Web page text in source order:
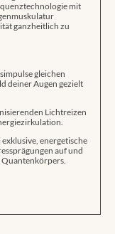
mit
ganzheitlich zu
gleichen
deiner Augen gezielt
Lichtreizen
exklusive, energetische
auf und